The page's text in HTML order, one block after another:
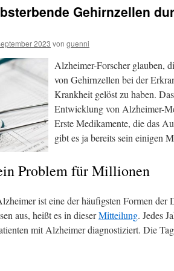
Gehirnzellen
2023 von guenni
Alzheimer-Forscher glauben,
von Gehirnzellen bei der
Krankheit gelöst zu haben.
Entwicklung von Alzheimer-
Erste Medikamente, die das
gibt es ja bereits sein einigen
Problem für Millionen
ist eine der häufigsten Formen der
aus, heißt es in dieserMitteilung. Jedes
mit Alzheimer diagnostiziert. Die